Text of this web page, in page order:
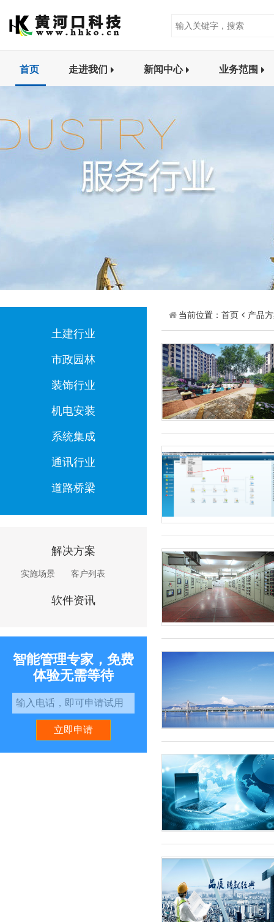
首页 走进我们 新闻中心 业务范围
土建行业
市政园林
装饰行业
机电安装
系统集成
通讯行业
道路桥梁
解决方案
实施场景 客户列表
软件资讯
智能管理专家，免费
体验无需等待
立即申请
当前位置： 首页 产品